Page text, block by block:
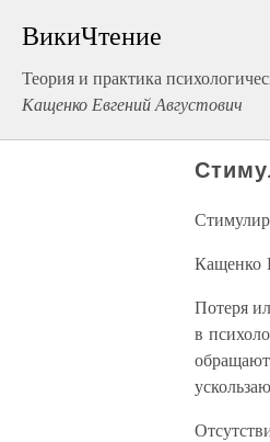
ВикиЧтение
Теория и практика
Кащенко Евгений Августович
Кащенко
Потеря
в